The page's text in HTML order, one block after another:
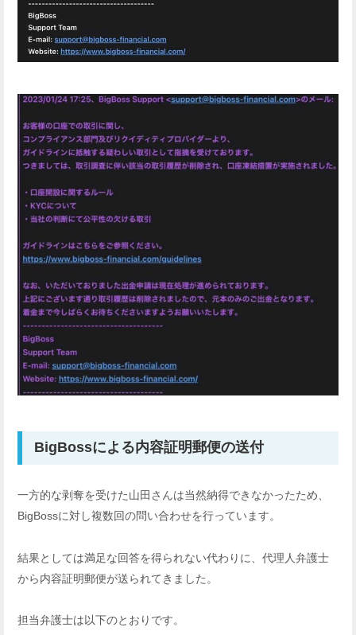
BigBossによる内容証明郵便の送付
一方的な剥奪を受けた山田さんは当然納得できなかったため、
BigBossに対し複数回の問い合わせを行っています。
結果としては満足な回答を得られない代わりに、代理人弁護士
から内容証明郵便が送られてきました。
担当弁護士は以下のとおりです。